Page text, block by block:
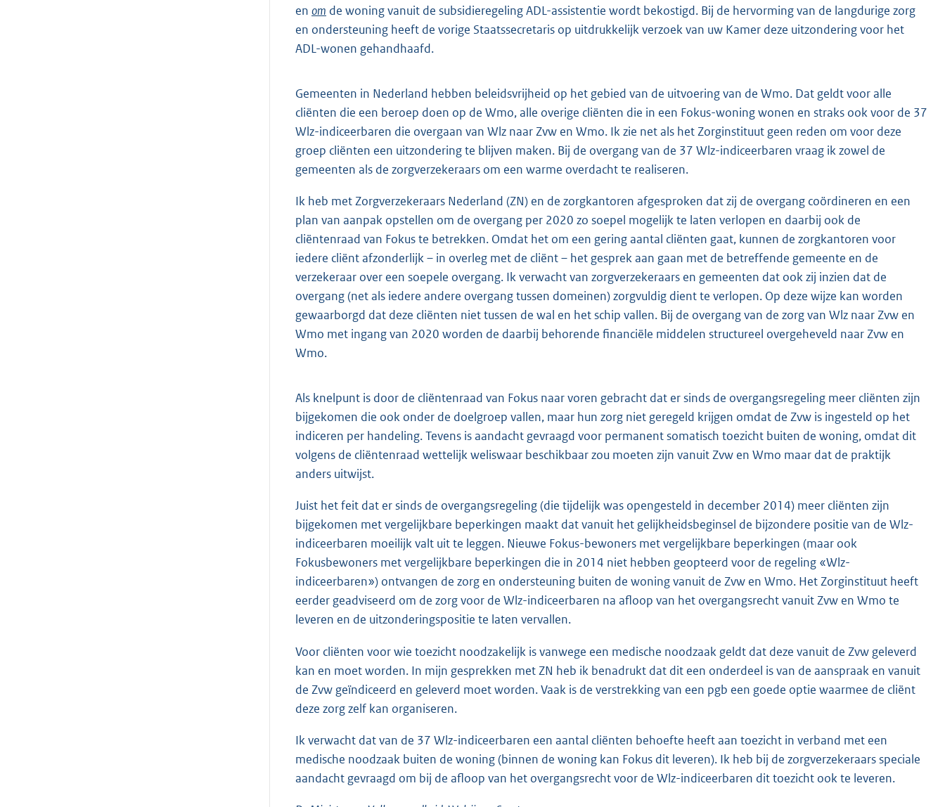
en om de woning vanuit de subsidieregeling ADL-assistentie wordt bekostigd. Bij de hervorming van de langdurige zorg
en ondersteuning heeft de vorige Staatssecretaris op uitdrukkelijk verzoek van uw Kamer deze uitzondering voor het
ADL-wonen gehandhaafd.
Gemeenten in Nederland hebben beleidsvrijheid op het gebied van de uitvoering van de Wmo. Dat geldt voor alle
cliënten die een beroep doen op de Wmo, alle overige cliënten die in een Fokus-woning wonen en straks ook voor de 37
Wlz-indiceerbaren die overgaan van Wlz naar Zvw en Wmo. Ik zie net als het Zorginstituut geen reden om voor deze
groep cliënten een uitzondering te blijven maken. Bij de overgang van de 37 Wlz-indiceerbaren vraag ik zowel de
gemeenten als de zorgverzekeraars om een warme overdacht te realiseren.
Ik heb met Zorgverzekeraars Nederland (ZN) en de zorgkantoren afgesproken dat zij de overgang coördineren en een
plan van aanpak opstellen om de overgang per 2020 zo soepel mogelijk te laten verlopen en daarbij ook de
cliëntenraad van Fokus te betrekken. Omdat het om een gering aantal cliënten gaat, kunnen de zorgkantoren voor
iedere cliënt afzonderlijk – in overleg met de cliënt – het gesprek aan gaan met de betreffende gemeente en de
verzekeraar over een soepele overgang. Ik verwacht van zorgverzekeraars en gemeenten dat ook zij inzien dat de
overgang (net als iedere andere overgang tussen domeinen) zorgvuldig dient te verlopen. Op deze wijze kan worden
gewaarborgd dat deze cliënten niet tussen de wal en het schip vallen. Bij de overgang van de zorg van Wlz naar Zvw en
Wmo met ingang van 2020 worden de daarbij behorende financiële middelen structureel overgeheveld naar Zvw en
Wmo.
Als knelpunt is door de cliëntenraad van Fokus naar voren gebracht dat er sinds de overgangsregeling meer cliënten zijn
bijgekomen die ook onder de doelgroep vallen, maar hun zorg niet geregeld krijgen omdat de Zvw is ingesteld op het
indiceren per handeling. Tevens is aandacht gevraagd voor permanent somatisch toezicht buiten de woning, omdat dit
volgens de cliëntenraad wettelijk weliswaar beschikbaar zou moeten zijn vanuit Zvw en Wmo maar dat de praktijk
anders uitwijst.
Juist het feit dat er sinds de overgangsregeling (die tijdelijk was opengesteld in december 2014) meer cliënten zijn
bijgekomen met vergelijkbare beperkingen maakt dat vanuit het gelijkheidsbeginsel de bijzondere positie van de Wlz-
indiceerbaren moeilijk valt uit te leggen. Nieuwe Fokus-bewoners met vergelijkbare beperkingen (maar ook
Fokusbewoners met vergelijkbare beperkingen die in 2014 niet hebben geopteerd voor de regeling «Wlz-
indiceerbaren») ontvangen de zorg en ondersteuning buiten de woning vanuit de Zvw en Wmo. Het Zorginstituut heeft
eerder geadviseerd om de zorg voor de Wlz-indiceerbaren na afloop van het overgangsrecht vanuit Zvw en Wmo te
leveren en de uitzonderingspositie te laten vervallen.
Voor cliënten voor wie toezicht noodzakelijk is vanwege een medische noodzaak geldt dat deze vanuit de Zvw geleverd
kan en moet worden. In mijn gesprekken met ZN heb ik benadrukt dat dit een onderdeel is van de aanspraak en vanuit
de Zvw geïndiceerd en geleverd moet worden. Vaak is de verstrekking van een pgb een goede optie waarmee de cliënt
deze zorg zelf kan organiseren.
Ik verwacht dat van de 37 Wlz-indiceerbaren een aantal cliënten behoefte heeft aan toezicht in verband met een
medische noodzaak buiten de woning (binnen de woning kan Fokus dit leveren). Ik heb bij de zorgverzekeraars speciale
aandacht gevraagd om bij de afloop van het overgangsrecht voor de Wlz-indiceerbaren dit toezicht ook te leveren.